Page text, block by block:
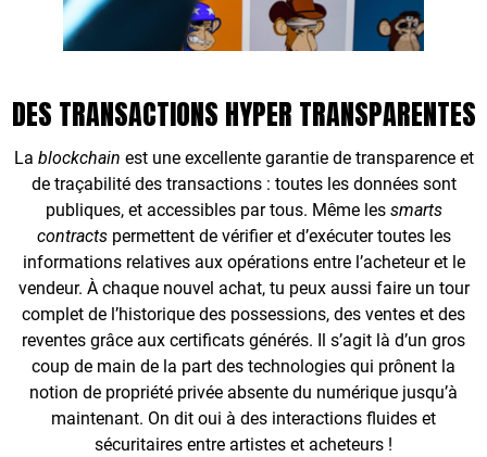
DES TRANSACTIONS HYPER TRANSPARENTES
La blockchain est une excellente garantie de transparence et
de traçabilité des transactions : toutes les données sont
publiques, et accessibles par tous. Même les smarts
contracts permettent de vérifier et d’exécuter toutes les
informations relatives aux opérations entre l’acheteur et le
vendeur. À chaque nouvel achat, tu peux aussi faire un tour
complet de l’historique des possessions, des ventes et des
reventes grâce aux certificats générés. Il s’agit là d’un gros
coup de main de la part des technologies qui prônent la
notion de propriété privée absente du numérique jusqu’à
maintenant. On dit oui à des interactions fluides et
sécuritaires entre artistes et acheteurs !